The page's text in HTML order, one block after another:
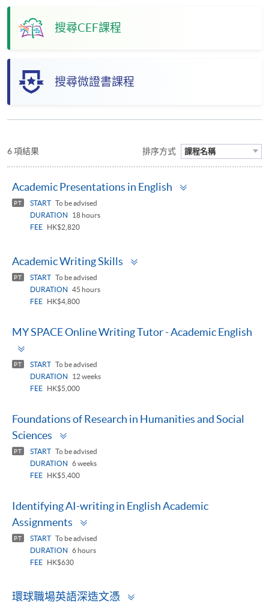
搜尋CEF課程
搜尋微證書課程
6 項結果 排序方式 課程名稱
Academic Presentations in English
PT START To be advised
DURATION
18 hours
FEE
HK$2,820
Academic Writing Skills
PT START To be advised
DURATION
45 hours
FEE
HK$4,800
MY SPACE Online Writing Tutor - Academic English
PT START To be advised
DURATION
12 weeks
FEE
HK$5,000
Foundations of Research in Humanities and Social
Sciences
PT START To be advised
DURATION
6 weeks
FEE
HK$5,400
Identifying AI-writing in English Academic
Assignments
PT START To be advised
DURATION
6 hours
FEE
HK$630
環球職場英語深造文憑